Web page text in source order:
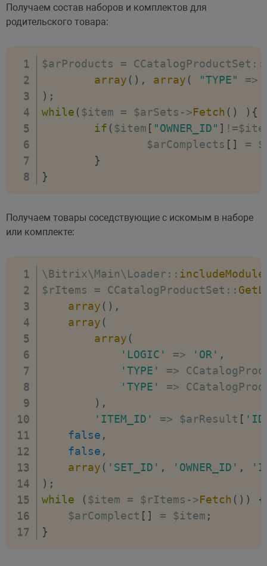
Получаем состав наборов и комплектов для
родительского товара:
$arProducts = CCatalogProductSet : :
array ( ) , array ( "TYPE" =>
) ;
while ( $item = $arSets ->Fetch ( ) ) {
if ( $item [ "OWNER_ID" ] !=
		$arComplects
[ ] =
}
}
Получаем товары соседствующие с искомым в наборе
или комплекте:
\Bitrix\Main\Loader : : includeModule
$rItems = CCatalogProductSet : :
array ( ) ,
array (
array (
'LOGIC'
=> 'OR' ,
'TYPE'
=>
'TYPE'
=>
) ,
'ITEM_ID'
=> $arResult [
false ,
false ,
array ( 'SET_ID' , 'OWNER_ID' ,
) ;
while
( $item = $rItems ->Fetch ( ) )
{
    $arComplect
[ ] = $item ;
}